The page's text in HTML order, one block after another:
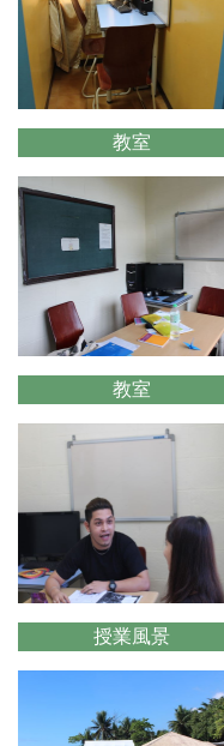
教室
教室
授業風景